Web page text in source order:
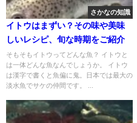
さかなの知識
イトウはまずい？その味や美味
しいレシピ、旬な時期をご紹介
そもそもイトウってどんな魚？ イトウと
は一体どんな魚なんでしょうか。 イトウ
は漢字で書くと魚偏に鬼。日本では最大の
淡水魚でサケの仲間です。 ...